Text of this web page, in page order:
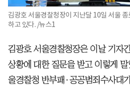
김광호 서울경찰청장이 지난달 10일 서울
하고 있다. /뉴스1
김광호 서울경찰청장은 이날 기자
상황에 대한 질문을 받고 이렇게
울경찰청 반부패·공공범죄수사대